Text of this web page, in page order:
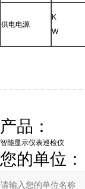
供电电源
K
W
产品：
您的单位：